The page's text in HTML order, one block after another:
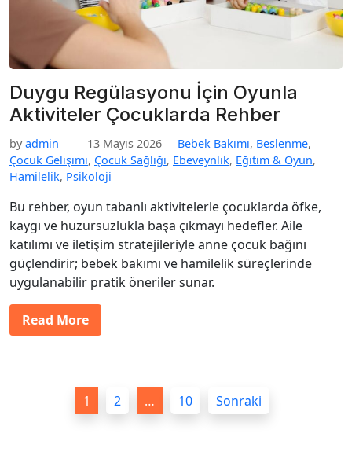
Duygu Regülasyonu İçin Oyunla
Aktiviteler Çocuklarda Rehber
by admin 13 Mayıs 2026 Bebek Bakımı, Beslenme,
Çocuk Gelişimi, Çocuk Sağlığı, Ebeveynlik, Eğitim & Oyun,
Hamilelik, Psikoloji
Bu rehber, oyun tabanlı aktivitelerle çocuklarda öfke,
kaygı ve huzursuzlukla başa çıkmayı hedefler. Aile
katılımı ve iletişim stratejileriyle anne çocuk bağını
güçlendirir; bebek bakımı ve hamilelik süreçlerinde
uygulanabilir pratik öneriler sunar.
Read More
1 2 … 10 Sonraki